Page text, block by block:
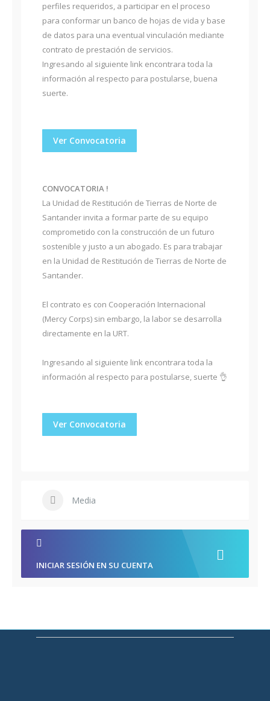
perfiles requeridos, a participar en el proceso
para conformar un banco de hojas de vida y base
de datos para una eventual vinculación mediante
contrato de prestación de servicios.
Ingresando al siguiente link encontrara toda la
información al respecto para postularse, buena
suerte.
Ver Convocatoria
CONVOCATORIA !
La Unidad de Restitución de Tierras de Norte de
Santander invita a formar parte de su equipo
comprometido con la construcción de un futuro
sostenible y justo a un abogado. Es para trabajar
en la Unidad de Restitución de Tierras de Norte de
Santander.
El contrato es con Cooperación Internacional
(Mercy Corps) sin embargo, la labor se desarrolla
directamente en la URT.
Ingresando al siguiente link encontrara toda la
información al respecto para postularse, suerte 👌
Ver Convocatoria
Media
INICIAR SESIÓN EN SU CUENTA